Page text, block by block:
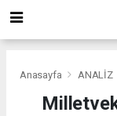
Anasayfa ANALİZ